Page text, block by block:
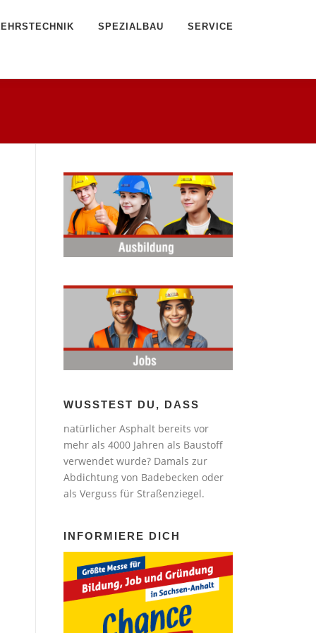
SPEZIALBAU SERVICE
WUSSTEST DU, DASS
natürlicher Asphalt bereits vor
mehr als 4000 Jahren als Baustoff
verwendet wurde? Damals zur
Abdichtung von Badebecken oder
als Verguss für Straßenziegel.
INFORMIERE DICH